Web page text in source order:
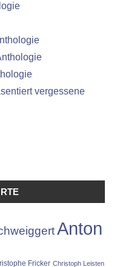
vergessene
Anton
Fricker Christoph Leisten